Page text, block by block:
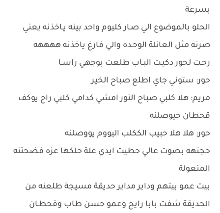
بسرعة
الحلو بالموضوع الي صـار كليوم واحد بينه يـاخذنه يعني
صرنه مثل العائلة الوحـده والي فارغ ياخذنه ههههه
رحـت لحور دكيـت البـاب طلعت بوجهي راسـا
حور: ستوني جاي اطلع صباح الخير
مريم: هلا كلبي صباح النور امشي كدامي كلبي راح يوكف
قحطان حيوصلنه
حور: هلا هلا حبيب الككلب اليووم يووصلنه
حجتهه بصوت عالي حطيت ايدي علة حلكها عزه فضحتنه
المنعولة
بيت عمو بيتهم وداير مداير حديقة مسيجة طلعنه من
الحديقة شفت بابا رايح وعمو حسن طاب وقحطـان